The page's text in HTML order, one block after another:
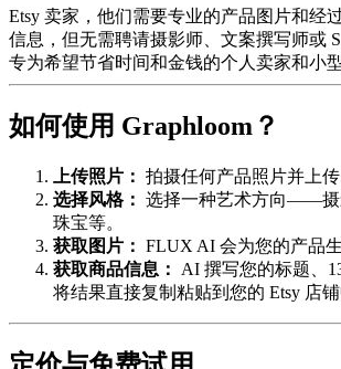
Etsy 卖家，他们需要专业的产品图片和经
信息，但无需聘请摄影师、文案撰写师或
专为希望节省时间和金钱的个人卖家和小
如何使用 Graphloom？
上传照片： 拍摄任何产品照片并上传
选择风格： 选择一种艺术方向——摄
珠宝等。
获取图片： FLUX AI 会为您的产品
获取商品信息：
AI 撰写您的标题、
将结果直接复制粘贴到您的 Etsy 店铺